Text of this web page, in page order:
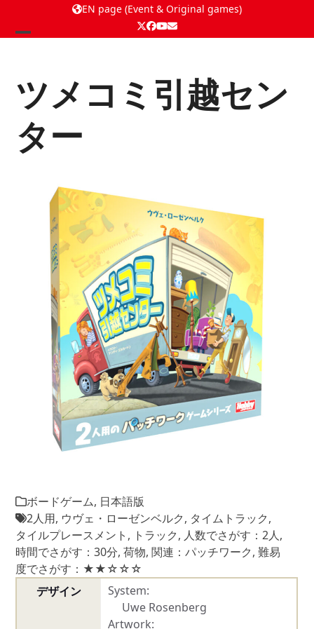
EN page (Event & Original games)
Twitter
Facebook
YouTube
Email
menu
menu
ツメコミ引越セン
ター
ボードゲーム, 日本語版
2人用, ウヴェ・ローゼンベルク, タイムトラック,
タイルプレースメント , トラック, 人数でさがす：2人,
時間でさがす：30分,荷物,関連：パッチワーク,難易
度でさがす：★★☆☆☆
デザイン
System:
Uwe Rosenberg
Artwork: